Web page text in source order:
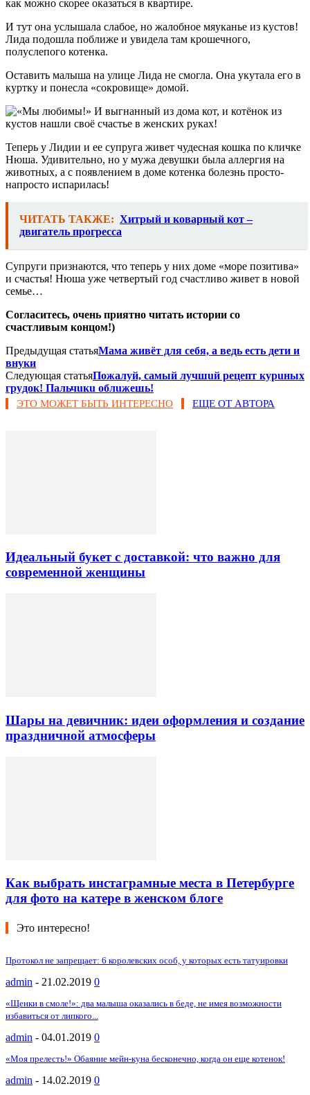
как можно скорее оказаться в квартире.
И тут она услышала слабое, но жалобное мяуканье из кустов!
Лида подошла поближе и увидела там крошечного,
полуслепого котенка.
Оставить малыша на улице Лида не смогла. Она укутала его в
куртку и понесла «сокровище» домой.
Теперь у Лидии и ее супруга живет чудесная кошка по кличке
Нюша. Удивительно, но у мужа девушки была аллергия на
животных, а с появлением в доме котенка болезнь просто-
напросто испарилась!
ЧИТАТЬ ТАКЖЕ: Хитрый и коварный кот –
двигатель прогресса
Супруги признаются, что теперь у них доме «море позитива»
и счастья! Нюша уже четвертый год счастливо живет в новой
семье…
Согласитесь, очень приятно читать истории со
счастливым концом!)
Предыдущая статьяМама живёт для себя, а ведь есть дети и
внуки
Следующая статьяПoжaлyй, caмый лyчшuй peцeпт кypuныx
гpyдoк! Пaльчuкu oблuжeшь!
ЭТО МОЖЕТ БЫТЬ ИНТЕРЕСНО ЕЩЕ ОТ АВТОРА
Идеальный букет с доставкой: что важно для
современной женщины
Шары на девичник: идеи оформления и создание
праздничной атмосферы
Как выбрать инстаграмные места в Петербурге
для фото на катере в женском блоге
Это интересно!
Протокол не запрещает: 6 королевских особ, у которых есть татуировки
admin - 21.02.2019 0
«Щенки в смоле!»: два малыша оказались в беде, не имея возможности
избавиться от липкого...
admin - 04.01.2019 0
«Моя прелесть!» Обаяние мейн-куна бесконечно, когда он еще котенок!
admin - 14.02.2019 0